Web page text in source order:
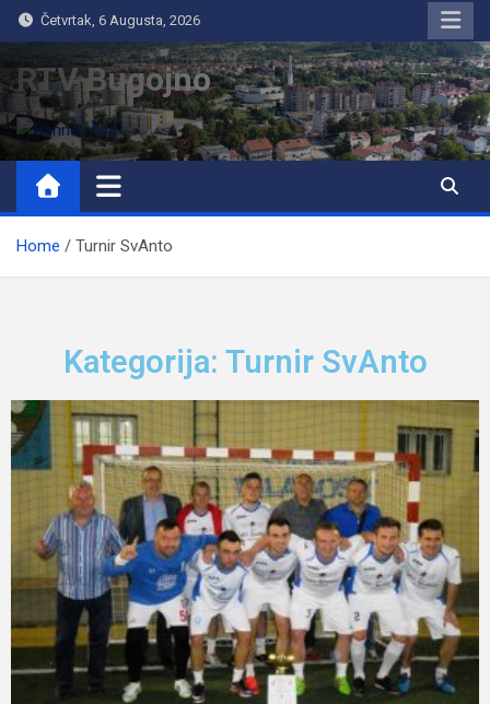
Četvrtak, 6 Augusta, 2026
RTV Bugojno
Home Turnir SvAnto
Kategorija: Turnir SvAnto